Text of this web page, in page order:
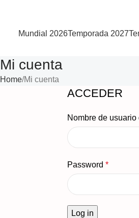
Mundial 2026Temporada 2027
Mi cuenta
Home Mi cuenta
ACCEDER
Nombre de
Password *
Log in